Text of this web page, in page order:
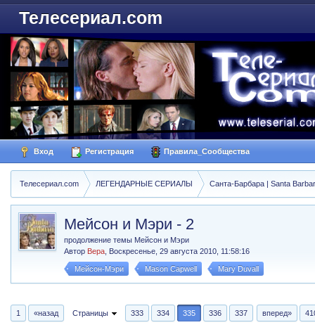
Телесериал.com
Вход Регистрация Правила_Сообщества
Телесериал.com ЛЕГЕНДАРНЫЕ СЕРИАЛЫ Санта-Барбара | Santa
Мейсон и Мэри - 2
продолжение темы Мейсон и Мэри
Автор Вера Воскресенье, 29 августа 2010, 11:58:16
Мейсон-Мэри Mason Capwell Mary Duvall
1 «назад Страницы 333 334 335 336 337 вперед»